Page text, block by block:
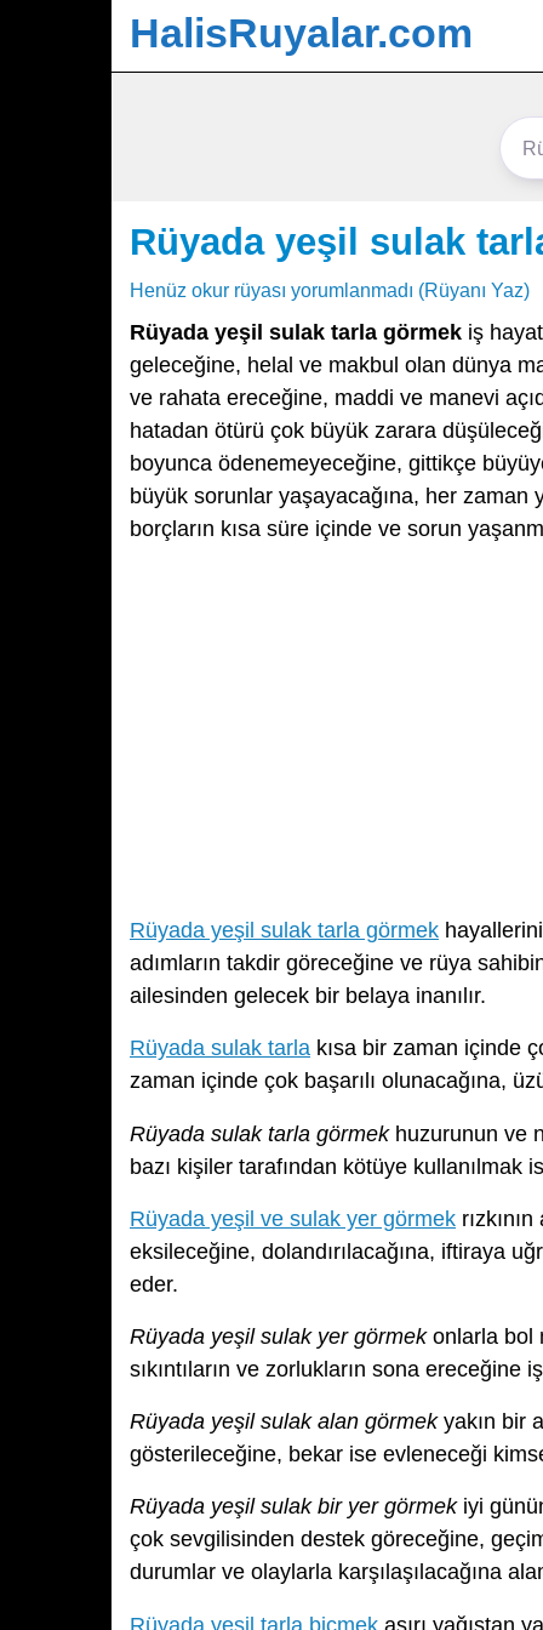
HalisRuyalar.com
Rüyada yeşil sulak
Henüz okur rüyası yorumlanmadı (Rüyanı Yaz)
Rüyada yeşil sulak tarla görmek iş
geleceğine, helal ve makbul olan dünya
ve rahata ereceğine, maddi ve manevi
hatadan ötürü çok büyük zarara
boyunca ödenemeyeceğine, gittikçe
büyük sorunlar yaşayacağına, her zaman
borçların kısa süre içinde ve sorun
Rüyada yeşil sulak tarla görmek
adımların takdir göreceğine ve rüya
ailesinden gelecek bir belaya inanılır.
Rüyada sulak tarla kısa bir zaman içinde
zaman içinde çok başarılı olunacağına,
Rüyada sulak tarla görmekhuzurunun ve
bazı kişiler tarafından kötüye kullanılmak
Rüyada yeşil ve sulak yer görmek
eksileceğine, dolandırılacağına, iftiraya
eder.
Rüyada yeşil sulak yer görmekonlarla bol
sıkıntıların ve zorlukların sona ereceğine
Rüyada yeşil sulak alan görmekyakın bir
gösterileceğine, bekar ise evleneceği
Rüyada yeşil sulak bir yer görmekiyi
çok sevgilisinden destek göreceğine,
durumlar ve olaylarla karşılaşılacağına
Rüyada yeşil tarla biçmek aşırı yağıştan